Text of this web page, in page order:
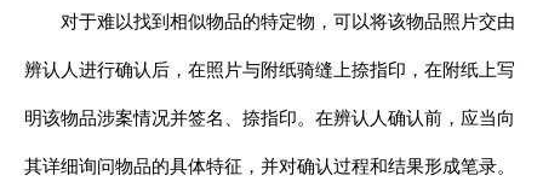
对于难以找到相似物品的特定物，可以将该物品照片交由
辨认人进行确认后，在照片与附纸骑缝上捺指印，在附纸上写
明该物品涉案情况并签名、捺指印。在辨认人确认前，应当向
其详细询问物品的具体特征，并对确认过程和结果形成笔录。